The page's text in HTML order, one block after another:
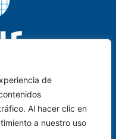
de
Al hacer clic en
a nuestro uso
Juan Manzano,